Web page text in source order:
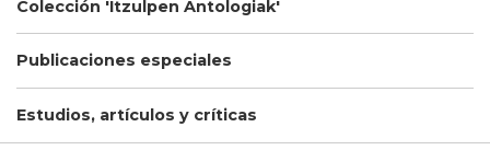
Colección 'Itzulpen Antologiak'
Publicaciones especiales
Estudios, artículos y críticas